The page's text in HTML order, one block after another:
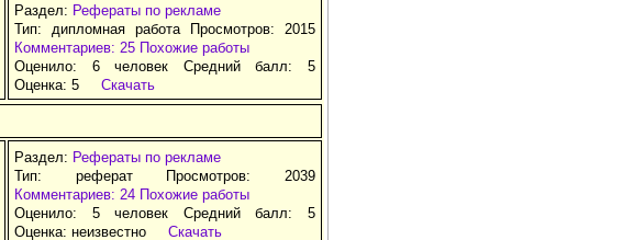
Раздел: Рефераты по рекламе
Тип: дипломная работа Просмотров: 2015
Комментариев: 25 Похожие работы
Оценило: 6 человек Средний балл: 5
Оценка: 5 Скачать
Раздел: Рефераты по рекламе
Тип: реферат Просмотров: 2039
Комментариев: 24 Похожие работы
Оценило: 5 человек Средний балл: 5
Оценка: неизвестно Скачать